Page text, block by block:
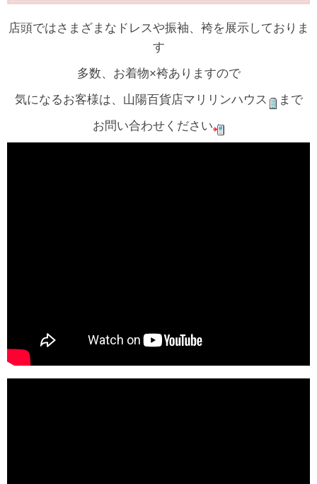
店頭ではさまざまなドレスや振袖、袴を展示しておりま
す
多数、お着物×袴ありますので
気になるお客様は、山陽百貨店マリリンハウス
まで
お問い合わせください